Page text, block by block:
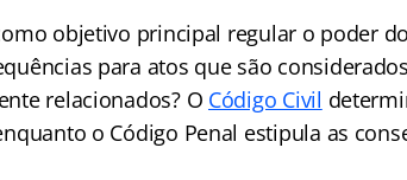
objetivo principal regular o poder
para atos que são
relacionados? O Código Civil
o Código Penal estipula as